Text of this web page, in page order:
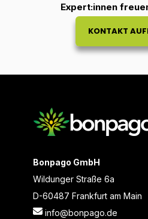
Expert:innen
KONTAKT
Bonpago GmbH
Wildunger Straße 6a
D-60487 Frankfurt am Main
info@bonpago.de